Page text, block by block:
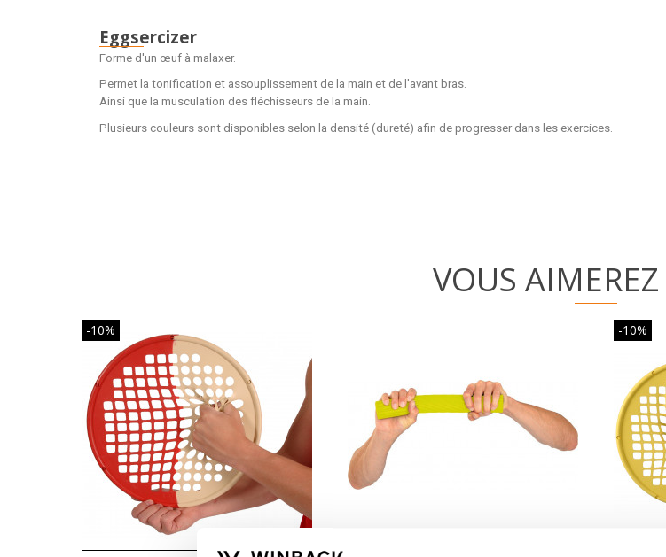
Eggsercizer
Forme d'un œuf à malaxer.
Permet la tonification et assouplissement de la main et de l'avant bras.
Ainsi que la musculation des fléchisseurs de la main.
Plusieurs couleurs sont disponibles selon la densité (dureté) afin de progresser dans les exercices.
VOUS AIMEREZ
-10% -10%